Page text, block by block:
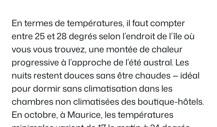
En termes de températures, il faut compter
entre 25 et 28 degrés selon l’endroit de l’île où
vous vous trouvez, une montée de chaleur
progressive à l’approche de l’été austral. Les
nuits restent douces sans être chaudes — idéal
pour dormir sans climatisation dans les
chambres non climatisées des boutique-hôtels.
En octobre, à Maurice, les températures